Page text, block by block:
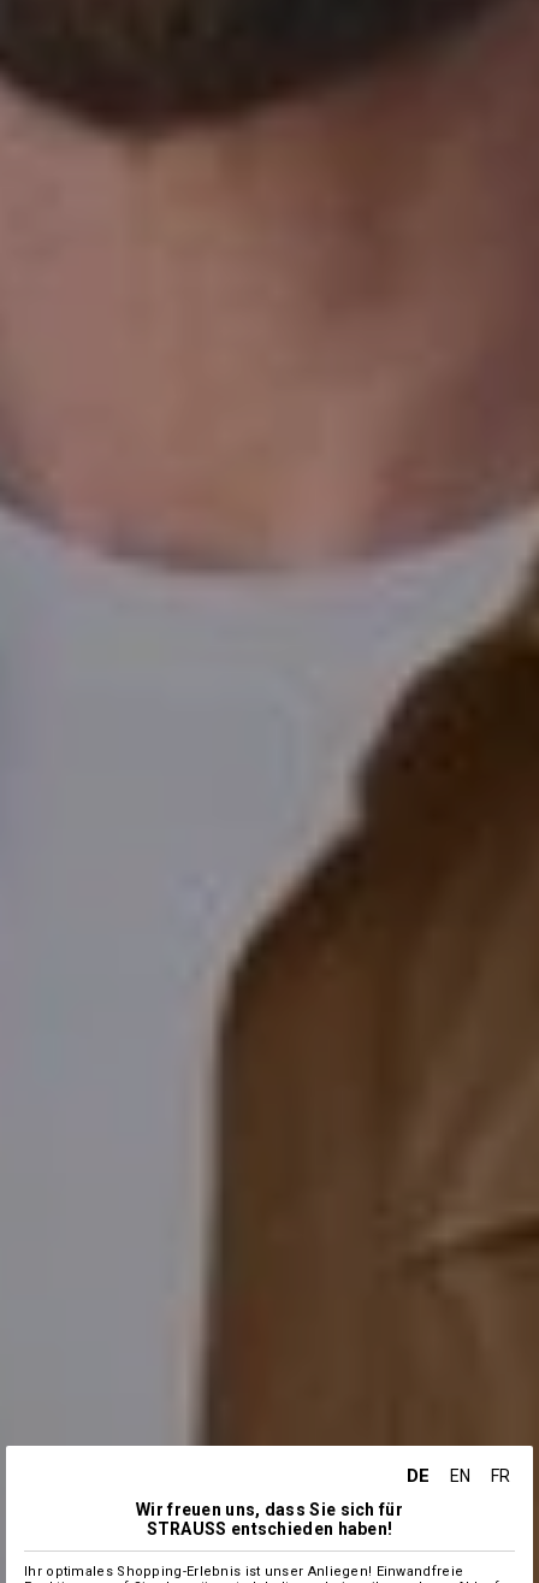
DE EN
FR
Wir freuen uns, dass Sie sich für
STRAUSS entschieden haben!
Ihr optimales Shopping-Erlebnis ist unser Anliegen! Einwandfreie